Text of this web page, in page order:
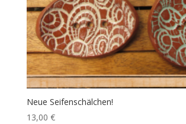
Neue Seifenschälchen!
13,00 €